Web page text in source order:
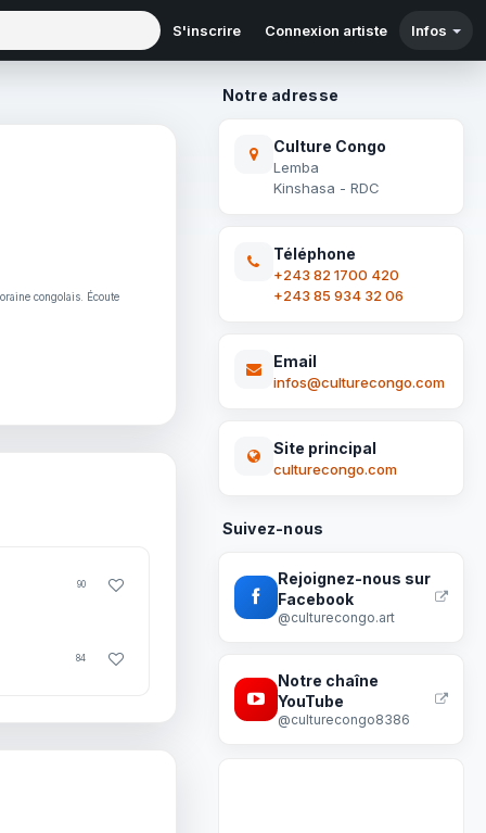
S'inscrire Connexion artiste Infos
congolais. Écoute
90
84
Notre adresse
Culture Congo
Lemba
Kinshasa - RDC
Téléphone
+243 82 1700 420
+243 85 934 32 06
Email
infos@culturecongo.com
Site principal
culturecongo.com
Suivez-nous
Rejoignez-nous sur
Facebook
@culturecongo.art
Notre chaîne
YouTube
@culturecongo8386